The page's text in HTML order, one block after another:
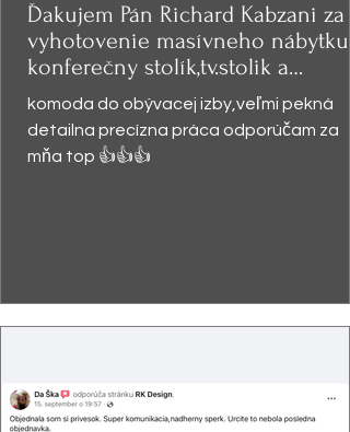
Ďakujem Pán Richard Kabzani za
vyhotovenie masívneho nábytku -
konferečny stolík,tv.stolik a
presklená
komoda do obývacej izby,veľmi pekná
detailna precízna práca odporúčam za
mňa top 👍👍👍